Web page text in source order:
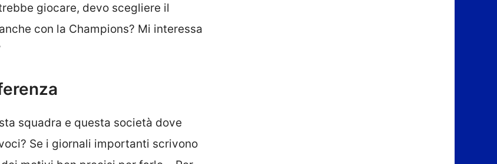
giocare, devo scegliere il
con la Champions? Mi interessa
squadra e questa società dove
Se i giornali importanti scrivono